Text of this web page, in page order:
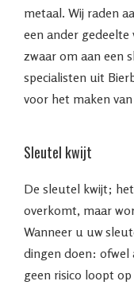
metaal. Wij raden
een ander gedeelte
zwaar om aan een
specialisten uit
voor het maken
Sleutel kwijt
De sleutel kwijt;
overkomt, maar
Wanneer u uw
dingen doen: ofwel
geen risico loopt